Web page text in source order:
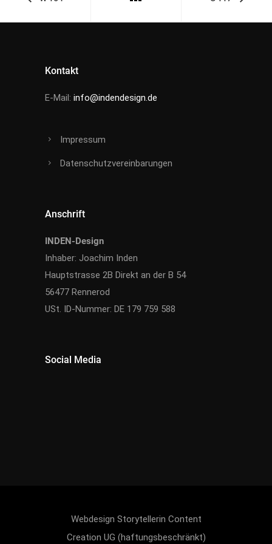
Kontakt
E-Mail: info@indendesign.de
Impressum
Datenschutzvereinbarungen
Anschrift
INDEN-Design
Inhaber: Joachim Inden
Hauptstrasse 2B Direkt an der B 54
56477 Rennerod
USt. ID-Nummer: DE 179 759 588
Social Media
Webdesign Storytellerin Content
Creation UG (haftungsbeschränkt)